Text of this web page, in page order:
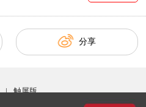
分享
| 触屏版